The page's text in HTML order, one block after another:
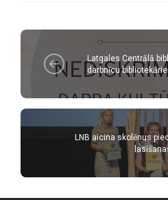
Latgales Centrālā
darbnīcu
LNB aicina skolēnus